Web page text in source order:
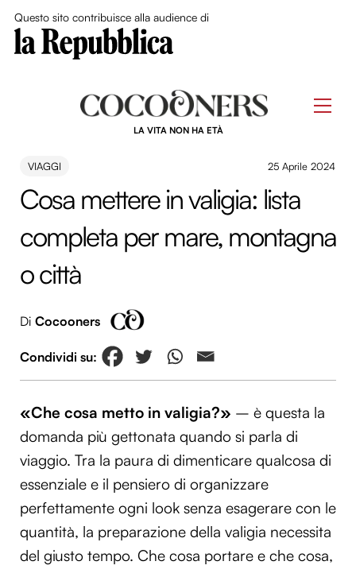
Questo sito contribuisce alla audience di
LA VITA NON HA ETÀ
VIAGGI 25 Aprile 2024
Cosa mettere in valigia: lista
completa per mare, montagna
o città
Di Cocooners
«Che cosa metto in valigia?» – è questa la
domanda più gettonata quando si parla di
viaggio. Tra la paura di dimenticare qualcosa di
essenziale e il pensiero di organizzare
perfettamente ogni look senza esagerare con le
quantità, la preparazione della valigia necessita
del giusto tempo. Che cosa portare e che cosa,